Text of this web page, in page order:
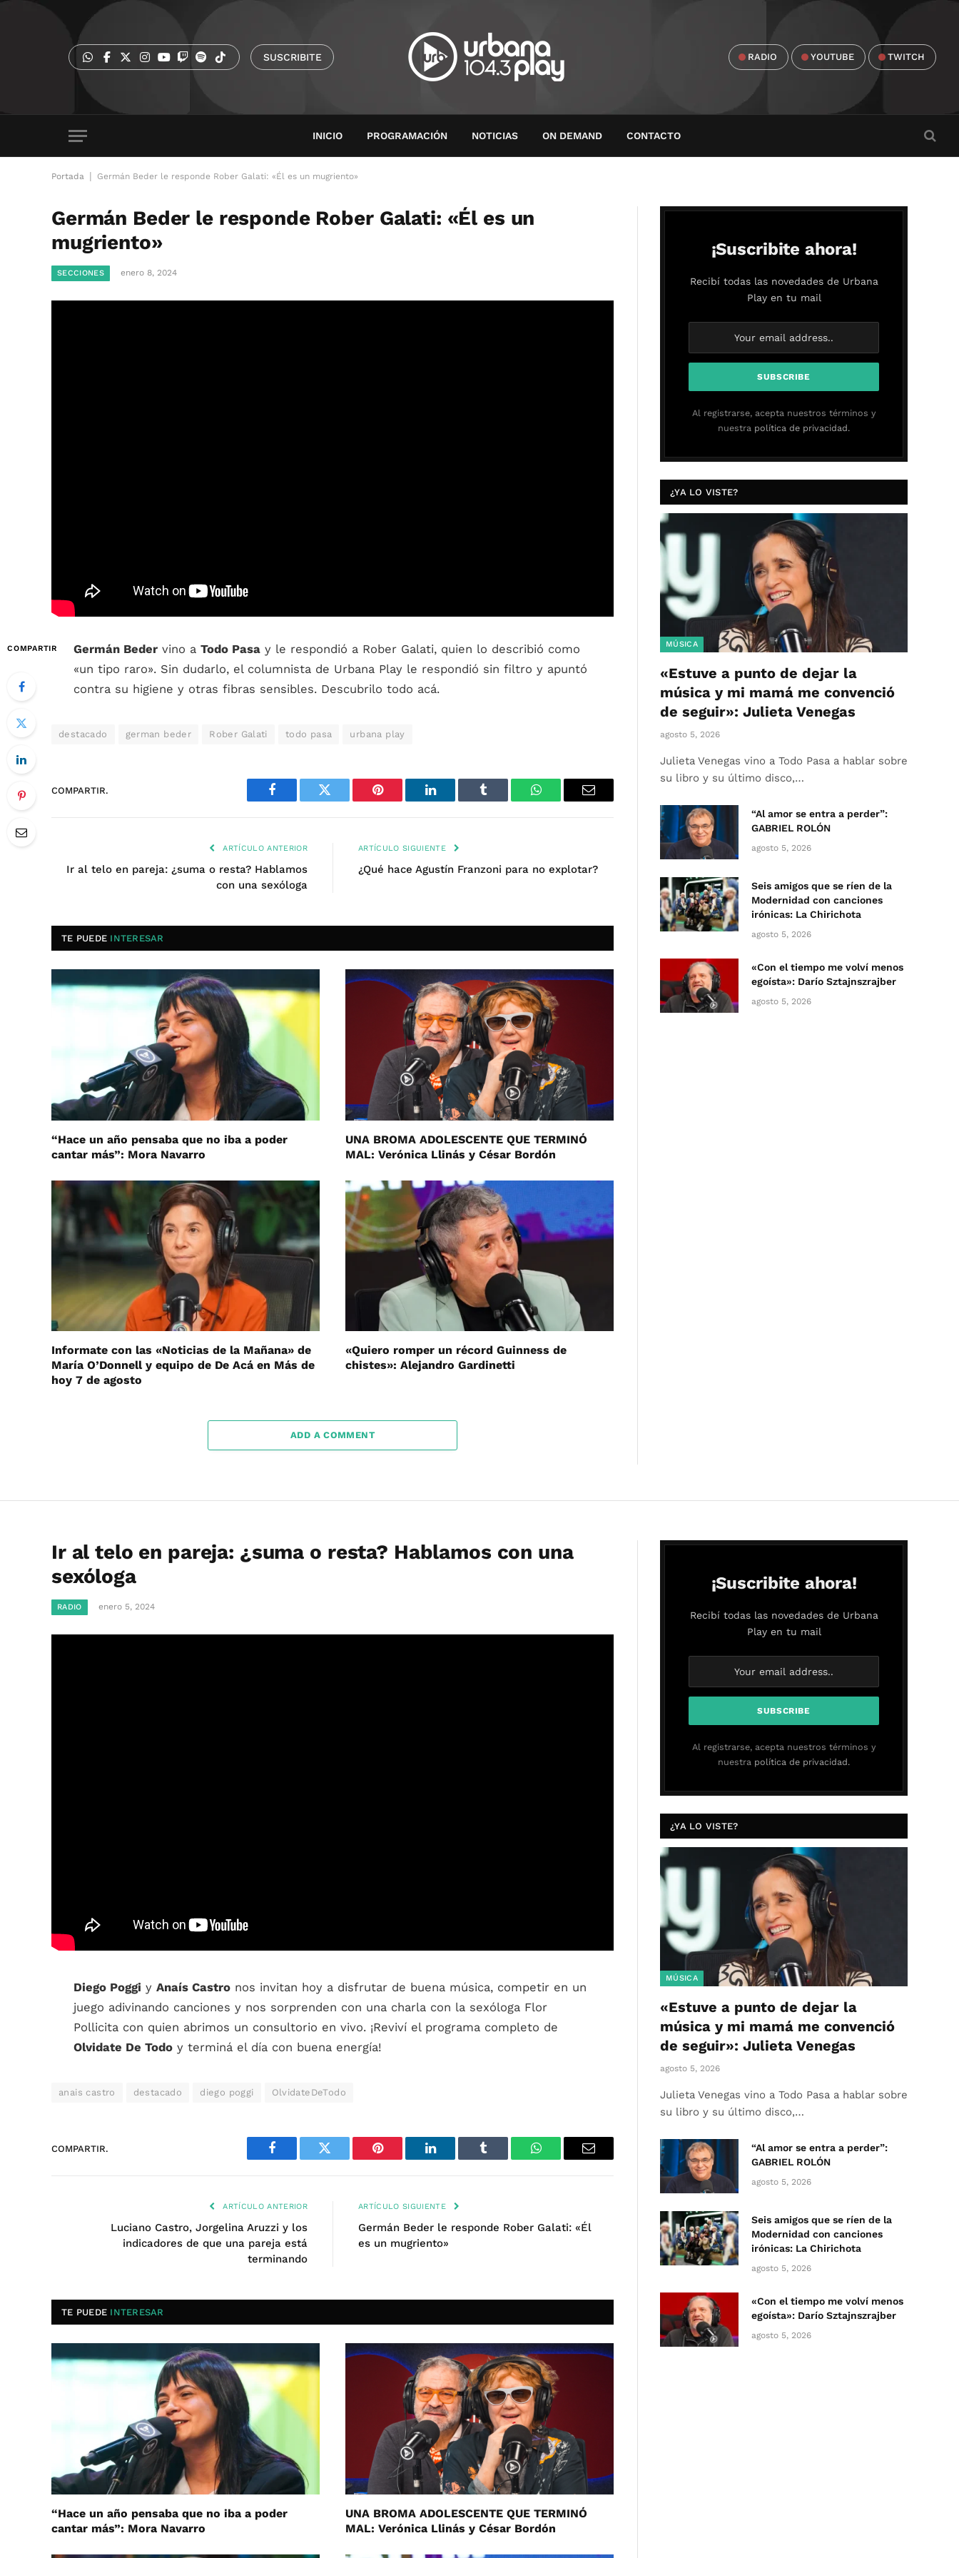
SUSCRIBITE RADIO YOUTUBE TWITCH
INICIO PROGRAMACIÓN NOTICIAS ON DEMAND CONTACTO
Portada Germán Beder le responde Rober Galati: «Él es un mugriento»
Germán Beder le responde Rober Galati: «Él es un
mugriento»
SECCIONES enero 8, 2024
COMPARTIR Germán Beder vino a Todo Pasa y le respondió a Rober Galati, quien lo describió como
«un tipo raro». Sin dudarlo, el columnista de Urbana Play le respondió sin filtro y apuntó
contra su higiene y otras fibras sensibles. Descubrilo todo acá.
destacado german beder Rober Galati todo pasa urbana play
COMPARTIR.
Facebook Twitter Pinterest LinkedIn Tumblr WhatsAppEmail
ARTÍCULO ANTERIOR
Ir al telo en pareja: ¿suma o resta? Hablamos
con una sexóloga
ARTÍCULO SIGUIENTE
¿Qué hace Agustín Franzoni para no explotar?
TE PUEDE INTERESAR
“Hace un año pensaba que no iba a poder
cantar más”: Mora Navarro
UNA BROMA ADOLESCENTE QUE TERMINÓ
MAL: Verónica Llinás y César Bordón
Informate con las «Noticias de la Mañana» de
María O’Donnell y equipo de De Acá en Más de
hoy 7 de agosto
«Quiero romper un récord Guinness de
chistes»: Alejandro Gardinetti
ADD A COMMENT
¡Suscribite ahora!
Recibí todas las novedades de Urbana
Play en tu mail
Al registrarse, acepta nuestros términos y
nuestra política de privacidad.
¿YA LO VISTE?
MÚSICA
«Estuve a punto de dejar la
música y mi mamá me convenció
de seguir»: Julieta Venegas
agosto 5, 2026
Julieta Venegas vino a Todo Pasa a hablar sobre
su libro y su último disco,…
“Al amor se entra a perder”:
GABRIEL ROLÓN
agosto 5, 2026
Seis amigos que se ríen de la
Modernidad con canciones
irónicas: La Chirichota
agosto 5, 2026
«Con el tiempo me volví menos
egoísta»: Darío Sztajnszrajber
agosto 5, 2026
Ir al telo en pareja: ¿suma o resta? Hablamos con una
sexóloga
RADIO enero 5, 2024
Diego Poggi y Anaís Castro nos invitan hoy a disfrutar de buena música, competir en un
juego adivinando canciones y nos sorprenden con una charla con la sexóloga Flor
Pollicita con quien abrimos un consultorio en vivo. ¡Reviví el programa completo de
Olvidate De Todo y terminá el día con buena energía!
anais castro destacado diego poggi OlvidateDeTodo
COMPARTIR.
Facebook Twitter Pinterest LinkedIn Tumblr WhatsAppEmail
ARTÍCULO ANTERIOR
Luciano Castro, Jorgelina Aruzzi y los
indicadores de que una pareja está
terminando
ARTÍCULO SIGUIENTE
Germán Beder le responde Rober Galati: «Él
es un mugriento»
TE PUEDE INTERESAR
“Hace un año pensaba que no iba a poder
cantar más”: Mora Navarro
UNA BROMA ADOLESCENTE QUE TERMINÓ
MAL: Verónica Llinás y César Bordón
¡Suscribite ahora!
Recibí todas las novedades de Urbana
Play en tu mail
Al registrarse, acepta nuestros términos y
nuestra política de privacidad.
¿YA LO VISTE?
MÚSICA
«Estuve a punto de dejar la
música y mi mamá me convenció
de seguir»: Julieta Venegas
agosto 5, 2026
Julieta Venegas vino a Todo Pasa a hablar sobre
su libro y su último disco,…
“Al amor se entra a perder”:
GABRIEL ROLÓN
agosto 5, 2026
Seis amigos que se ríen de la
Modernidad con canciones
irónicas: La Chirichota
agosto 5, 2026
«Con el tiempo me volví menos
egoísta»: Darío Sztajnszrajber
agosto 5, 2026